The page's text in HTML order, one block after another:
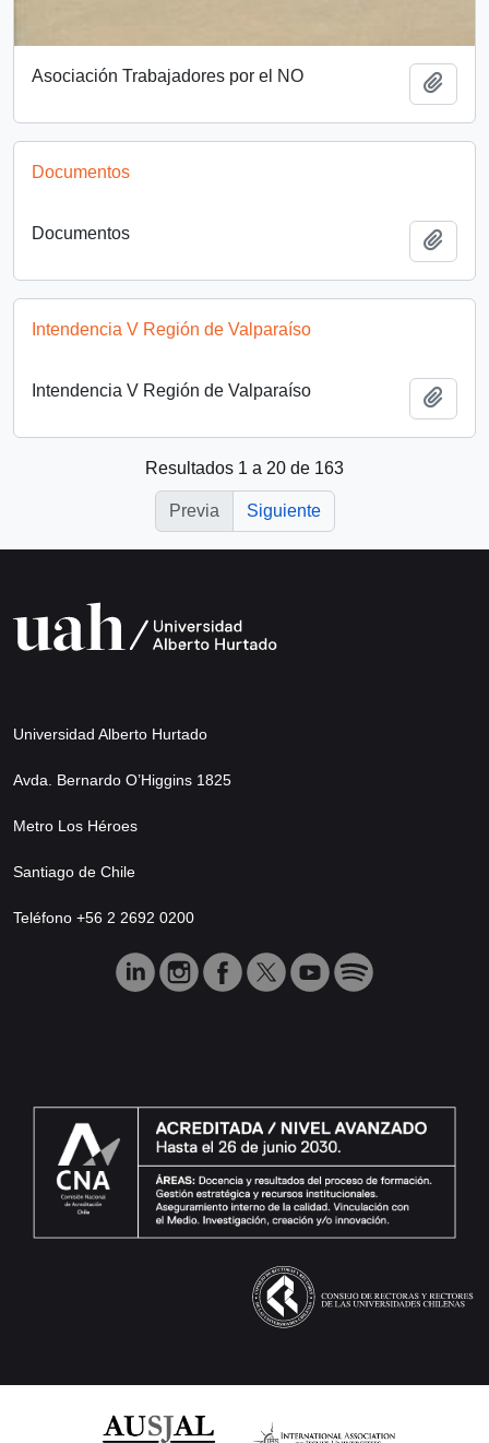
Asociación Trabajadores por el NO
Documentos
Documentos
Intendencia V Región de Valparaíso
Intendencia V Región de Valparaíso
Resultados 1 a 20 de 163
Previa Siguiente
Universidad Alberto Hurtado
Avda. Bernardo O’Higgins 1825
Metro Los Héroes
Santiago de Chile
Teléfono +56 2 2692 0200